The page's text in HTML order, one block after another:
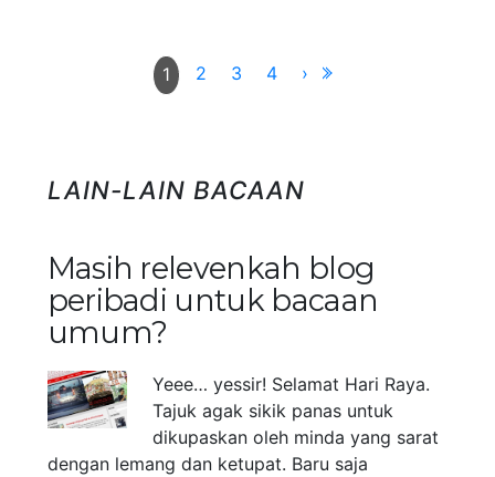
1 2 3 4 ›
LAIN-LAIN BACAAN
Masih relevenkah blog
peribadi untuk bacaan
umum?
Yeee… yessir! Selamat Hari Raya.
Tajuk agak sikik panas untuk
dikupaskan oleh minda yang sarat
dengan lemang dan ketupat. Baru saja